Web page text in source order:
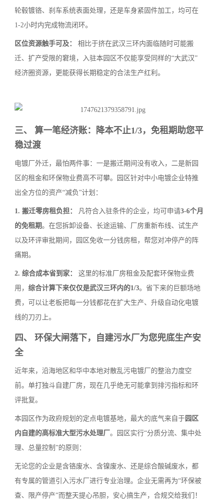
轮毂镀铬、刹车系统表面处理，还是车身紧固件加工，均可在
1-2小时内完成物流闭环。
区位资源触手可及：
相比于挤在武汉三环内面临随时可能搬
迁、扩产受限的窘境，入驻本园区不仅能享受同样的“大武汉”
经济圈资源，更能获得长期稳定的合法生产红利。
三、 算一笔经济账：降本不止1/3，免租期助您平
稳过渡
电镀厂外迁，最怕两件事：一是搬迁期间没有收入，二是新园
区的租金和环保物业费高不可攀。园区针对中小电镀企业特推
出全方位的资产“减负”计划：
1. 搬迁零房租负担： 凡符合入驻条件的企业，均可申请3-6个月
的免租期。在您拆卸设备、长途运输、厂房重新布线、试生产
以及环评审批期间，园区免收一分钱房租，帮您对冲停产的阵
痛期。
2. 综合成本省到家：
这里的标准厂房租金及配套环保物业费
用， 综合计算下来仅仅是武汉三环内的1/3。省下来的巨额场地
费，可以让老板把每一分钱都花在扩大生产、升级自动化电镀
线的刀刃上。
四、 环保大闸落下，自建污水厂为您兜底生产安
全
近年来，沿海地区和华中本地对散乱污电镀厂的整治力度空
前。单打独斗自建厂房，现在几乎绝无可能拿到排污指标和环
评批复。
本园区作为政府规划的定点电镀基地，最大的底气来自于园区
内自建的高标准大型污水处理厂 。园区实行“分质分流、集中处
理、总量控制”的原则：
无论您的企业是含铬废水、含镍废水、还是综合酸碱废水，都
有专属的管道引入污水厂进行专业治理。企业无需再为“环保被
查、限产停产”而整天提心吊胆，安心搞生产，合规交给我们！